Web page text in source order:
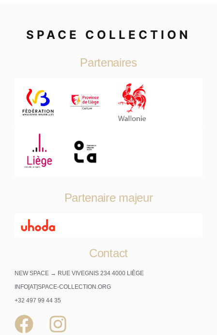
SPACE COLLECTION
Partenaires
Partenaire majeur
Contact
NEW SPACE → RUE VIVEGNIS 234 4000 LIÈGE
INFO[AT]SPACE-COLLECTION.ORG
+32 497 99 44 35